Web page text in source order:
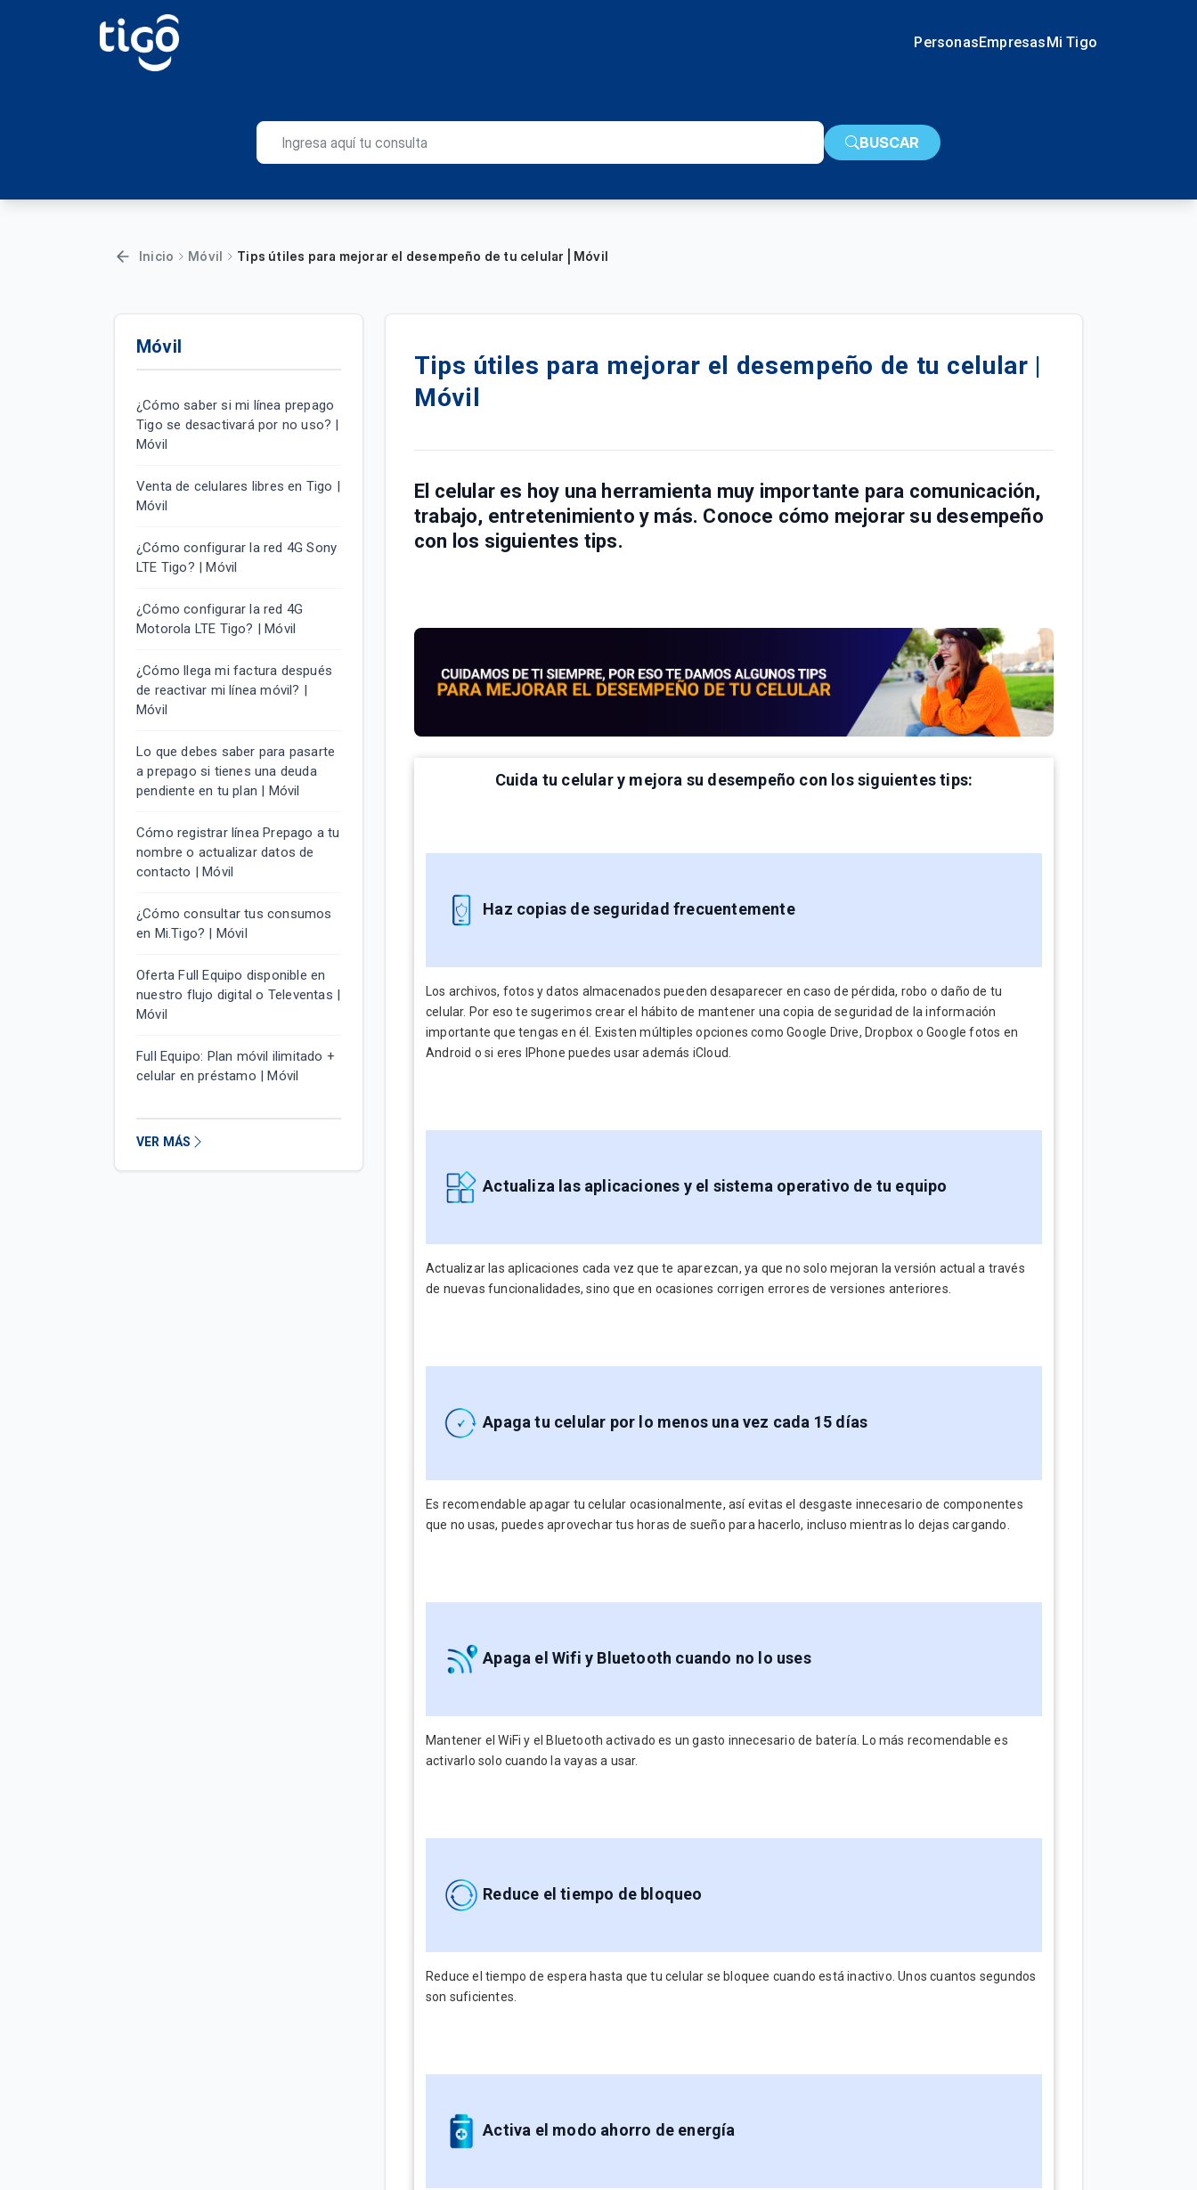
PersonasEmpresasMi Tigo
BUSCAR
Inicio Móvil Tips útiles para mejorar el desempeño de tu celular | Móvil
Móvil
¿Cómo saber si mi línea prepago
Tigo se desactivará por no uso? |
Móvil
Venta de celulares libres en Tigo |
Móvil
¿Cómo configurar la red 4G Sony
LTE Tigo? | Móvil
¿Cómo configurar la red 4G
Motorola LTE Tigo? | Móvil
¿Cómo llega mi factura después
de reactivar mi línea móvil? |
Móvil
Lo que debes saber para pasarte
a prepago si tienes una deuda
pendiente en tu plan | Móvil
Cómo registrar línea Prepago a tu
nombre o actualizar datos de
contacto | Móvil
¿Cómo consultar tus consumos
en Mi.Tigo? | Móvil
Oferta Full Equipo disponible en
nuestro flujo digital o Televentas |
Móvil
Full Equipo: Plan móvil ilimitado +
celular en préstamo | Móvil
VER MÁS
Tips útiles para mejorar el desempeño de tu celular |
Móvil
El celular es hoy una herramienta muy importante para comunicación,
trabajo, entretenimiento y más. Conoce cómo mejorar su desempeño
con los siguientes tips.
Cuida tu celular y mejora su desempeño con los siguientes tips:
Haz copias de seguridad frecuentemente
Los archivos, fotos y datos almacenados pueden desaparecer en caso de pérdida, robo o daño de tu
celular. Por eso te sugerimos crear el hábito de mantener una copia de seguridad de la información
importante que tengas en él. Existen múltiples opciones como Google Drive, Dropbox o Google fotos en
Android o si eres IPhone puedes usar además iCloud.
Actualiza las aplicaciones y el sistema operativo de tu equipo
Actualizar las aplicaciones cada vez que te aparezcan, ya que no solo mejoran la versión actual a través
de nuevas funcionalidades, sino que en ocasiones corrigen errores de versiones anteriores.
Apaga tu celular por lo menos una vez cada 15 días
Es recomendable apagar tu celular ocasionalmente, así evitas el desgaste innecesario de componentes
que no usas, puedes aprovechar tus horas de sueño para hacerlo, incluso mientras lo dejas cargando.
Apaga el Wifi y Bluetooth cuando no lo uses
Mantener el WiFi y el Bluetooth activado es un gasto innecesario de batería. Lo más recomendable es
activarlo solo cuando la vayas a usar.
Reduce el tiempo de bloqueo
Reduce el tiempo de espera hasta que tu celular se bloquee cuando está inactivo. Unos cuantos segundos
son suficientes.
Activa el modo ahorro de energía